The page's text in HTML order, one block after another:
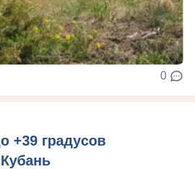
0
+39 градусов